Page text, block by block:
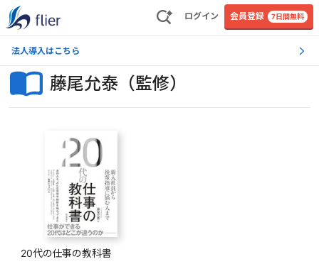
ログイン 会員登録 7日間無料
法人導入はこちら
藤尾允泰（監修）
20代の仕事の教科書